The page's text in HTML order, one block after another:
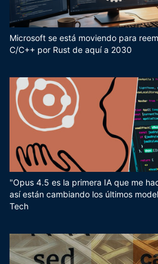
Microsoft se está moviendo para
C/C++ por Rust de aquí a 2030
"Opus 4.5 es la primera IA que me
así están cambiando los últimos
Tech